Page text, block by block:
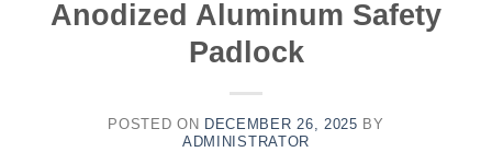
Anodized Aluminum Safety
Padlock
POSTED ON DECEMBER 26, 2025 BY
ADMINISTRATOR